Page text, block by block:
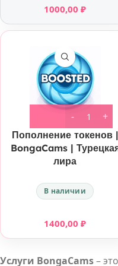
1000,00₽
Пополнение токенов |
BongaCams |
лира
В наличии
1400,00₽
Услуги BongaCams–